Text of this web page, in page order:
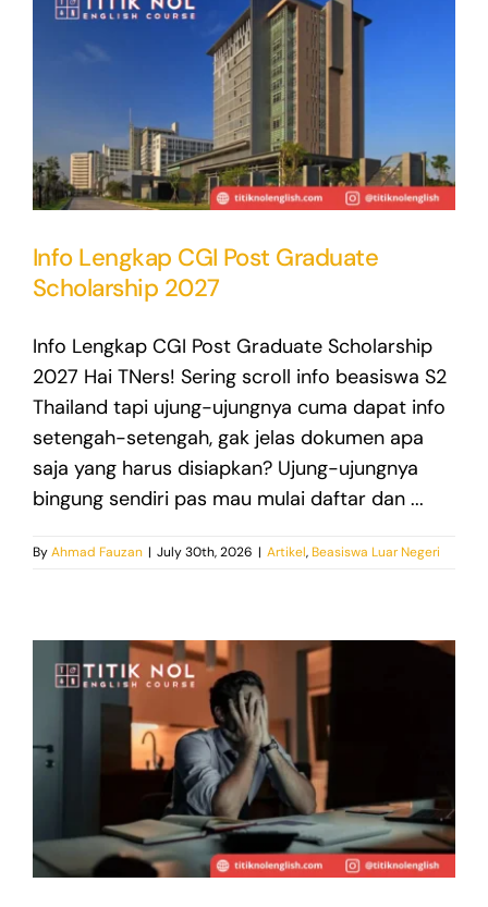
Info Lengkap CGI Post Graduate
Scholarship 2027
Info Lengkap CGI Post Graduate Scholarship
2027 Hai TNers! Sering scroll info beasiswa S2
Thailand tapi ujung-ujungnya cuma dapat info
setengah-setengah, gak jelas dokumen apa
saja yang harus disiapkan? Ujung-ujungnya
bingung sendiri pas mau mulai daftar dan ...
ByAhmad Fauzan | July 30th, 2026 | Artikel, Beasiswa Luar Negeri